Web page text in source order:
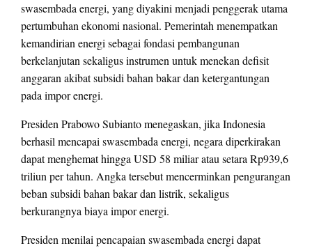
swasembada energi, yang diyakini menjadi penggerak utama
pertumbuhan ekonomi nasional. Pemerintah menempatkan
kemandirian energi sebagai fondasi pembangunan
berkelanjutan sekaligus instrumen untuk menekan defisit
anggaran akibat subsidi bahan bakar dan ketergantungan
pada impor energi.
Presiden Prabowo Subianto menegaskan, jika Indonesia
berhasil mencapai swasembada energi, negara diperkirakan
dapat menghemat hingga USD 58 miliar atau setara Rp939,6
triliun per tahun. Angka tersebut mencerminkan pengurangan
beban subsidi bahan bakar dan listrik, sekaligus
berkurangnya biaya impor energi.
Presiden menilai pencapaian swasembada energi dapat